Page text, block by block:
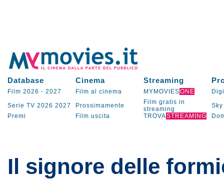
Database Cinema Streaming
Film 2026 - 2027 Film al cinema MYMOVIESONE
Serie TV 2026 2027 Prossimamente
Film gratis in
streaming
Sky
Premi
Film uscita TROVASTREAMING
Il signore delle